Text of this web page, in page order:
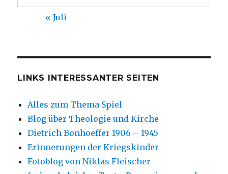
« Juli
LINKS INTERESSANTER SEITEN
Alles zum Thema Spiel
Blog über Theologie und Kirche
Dietrich Bonhoeffer 1906 – 1945
Erinnerungen der Kriegskinder
Fotoblog von Niklas Fleischer